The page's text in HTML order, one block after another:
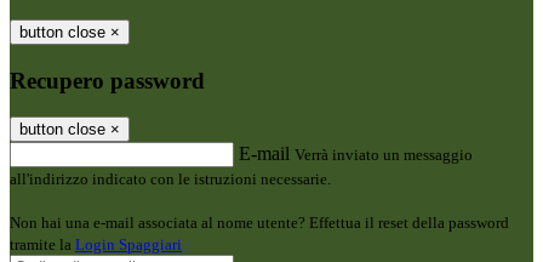
button close ×
Recupero password
button close ×
E-mail Verrà inviato un messaggio
all'indirizzo indicato con le istruzioni necessarie.
Non hai una e-mail associata al nome utente? Effettua il reset della password
tramite la Login Spaggiari